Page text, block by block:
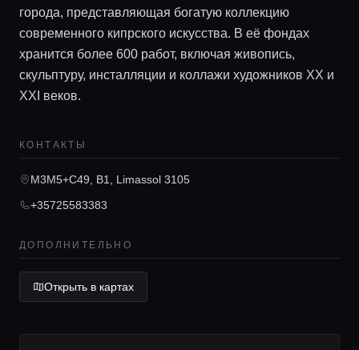
Главная
Локации
Гиды
Консьерж сервис
Lifestyle журнал
города, представляющая богатую коллекцию
современного кипрского искусства. В её фондах
хранится более 600 работ, включая живопись,
скульптуру, инсталляции и коллажи художников XX и
XXI веков.
КОНТАКТЫ
M3M5+C49, B1, Limassol 3105
+35725583383
ДОПОЛНИТЕЛЬНО
Открыть в картах